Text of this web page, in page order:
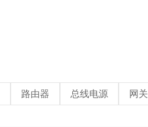
路由器 总线电源 网关